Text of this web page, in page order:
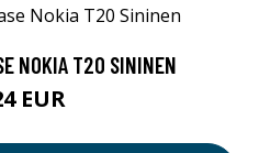
NOKIA T20 SININEN
EUR